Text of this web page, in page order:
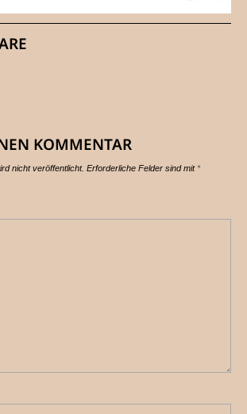
KOMMENTAR
nicht veröffentlicht. Erforderliche Felder sind mit*